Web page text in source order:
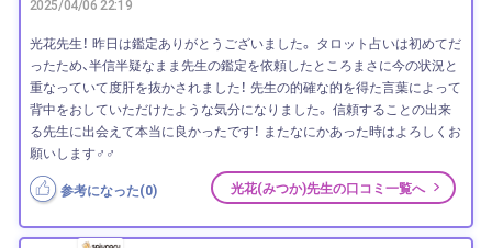
2025/04/06 22:19
光花先生！ 昨日は鑑定ありがとうございました。 タロット占いは初めてだ
ったため、半信半疑なまま先生の鑑定を依頼したところまさに今の状況と
重なっていて度肝を抜かされました！ 先生の的確な的を得た言葉によって
背中をおしていただけたような気分になりました。 信頼することの出来
る先生に出会えて本当に良かったです！ またなにかあった時はよろしくお
願いします‍♂️‍♂️
参考になった(0) 光花(みつか)先生の口コミ一覧へ